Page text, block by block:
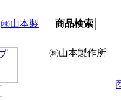
㈱山本製
商品検索
㈱山本製作所